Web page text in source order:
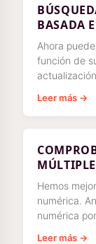
BASADA
Ahora
función de
Leer más →
Hemos
numérica.
numérica
Leer más →